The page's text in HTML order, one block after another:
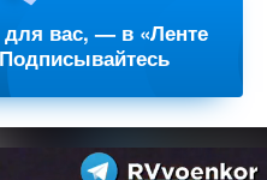
для вас, — в «Ленте